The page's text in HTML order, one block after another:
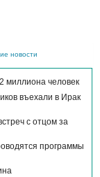
новости
миллиона человек
въехали в Ирак
с отцом за
программы